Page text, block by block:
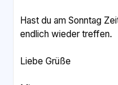
Hast du am Sonntag
endlich wieder treffen.
Liebe Grüße